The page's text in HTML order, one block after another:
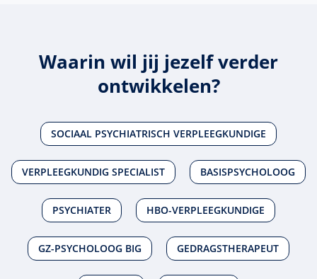
Waarin wil jij jezelf verder
ontwikkelen?
SOCIAAL PSYCHIATRISCH VERPLEEGKUNDIGE
VERPLEEGKUNDIG SPECIALIST BASISPSYCHOLOOG
PSYCHIATER HBO-VERPLEEGKUNDIGE
GZ-PSYCHOLOOG BIG GEDRAGSTHERAPEUT